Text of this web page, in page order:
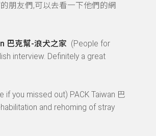
朋友們,可以去看一下他們的網
巴克幫-浪犬之家 (People for
interview. Definitely a great
you missed out) PACK Taiwan 巴
and rehoming of stray